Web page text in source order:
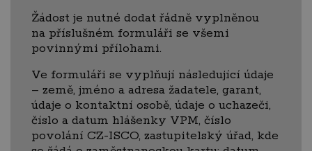
Žádost je nutné dodat řádně vyplněnou
na příslušném formuláři se všemi
povinnými přílohami.
Ve formuláři se vyplňují následující údaje
– země, jméno a adresa žadatele, garant,
údaje o kontaktní osobě, údaje o uchazeči,
číslo a datum hlášenky VPM, číslo
povolání CZ-ISCO, zastupitelský úřad, kde